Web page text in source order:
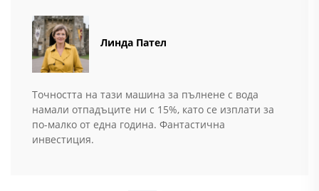
Линда Пател
Точността на тази машина за пълнене с вода
намали отпадъците ни с 15%, като се изплати за
по-малко от една година. Фантастична
инвестиция.